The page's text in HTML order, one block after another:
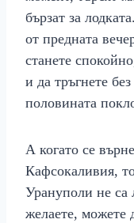
бързат за
от предната
станете
и да тръгнете
половината
А когато се
Кафсокаливия,
Урануполи не са
желаете, можете